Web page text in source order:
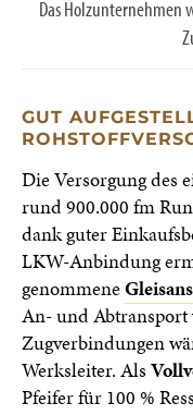
Das Holzunternehmen
GUT
Die Versorgung des
rund 900.000 fm
dank guter
LKW-Anbindung
genommene
An- und Abtransport
Zugverbindungen
Werksleiter. Als
Pfeifer für 100 %